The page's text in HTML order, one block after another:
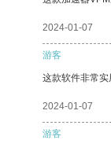
2024-01-07
游客
这款软件非常实
2024-01-07
游客